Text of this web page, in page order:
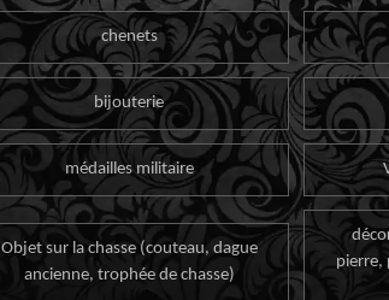
chenets
bijouterie
médailles militaire
Objet sur la chasse (couteau, dague
ancienne, trophée de chasse)
pierre,